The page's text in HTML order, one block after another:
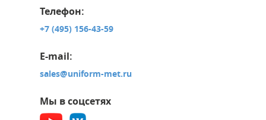
Телефон:
+7 (495) 156-43-59
E-mail:
sales@uniform-met.ru
Мы в соцсетях